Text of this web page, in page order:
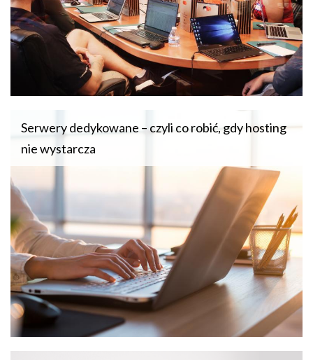
Serwery dedykowane – czyli co robić, gdy hosting
nie wystarcza